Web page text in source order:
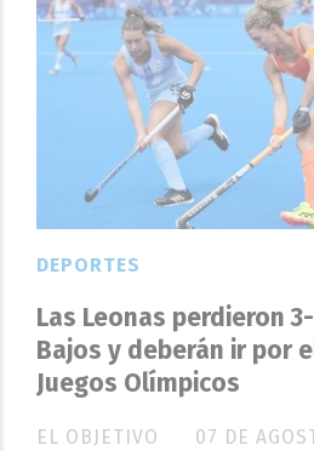
Las Leonas perdieron
Bajos y deberán ir por
Juegos Olímpicos
EL OBJETIVO
DEPORTES
07 DE